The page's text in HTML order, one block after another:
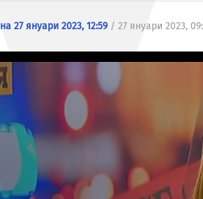
27 януари 2023, 12:59/ 27 януари 2023,